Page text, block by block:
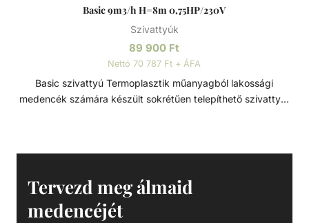
Basic 9m3/h H=8m 0,75HP/230V
Szivattyúk
89 900 Ft
Nettó 70 787 Ft + ÁFA
Basic szivattyú Termoplasztik műanyagból lakossági
medencék számára készült sokrétűen telepíthető szivattyú.
- Teljesítmény: 0,75 HP - Tápfeszültség: 230 V
Tervezd meg álmaid
medencéjét